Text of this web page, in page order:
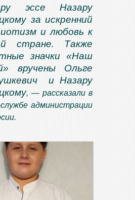
эссе Назару
за искренний
и любовь к
стране. Также
значки «Наш
вручены Ольге
и Назару
, — рассказали в
службе администрации